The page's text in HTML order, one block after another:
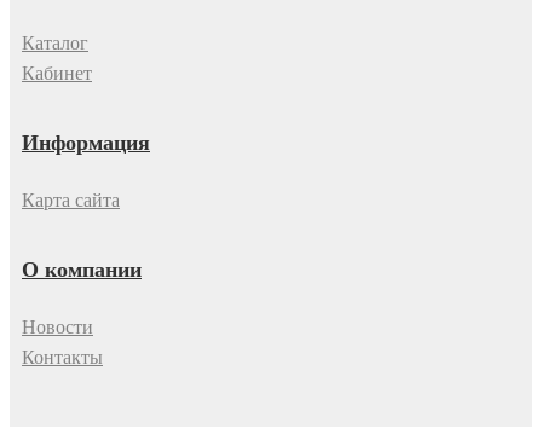
Каталог
Кабинет
Информация
Карта сайта
О компании
Новости
Контакты